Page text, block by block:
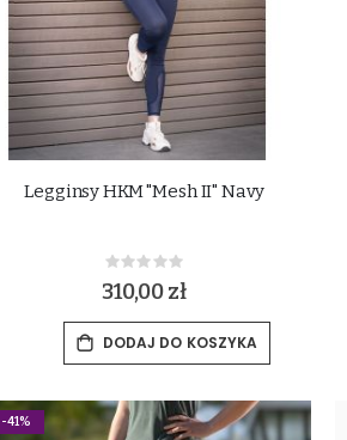
Legginsy HKM "Mesh II" Navy
Rating:
0%
310,00 zł
DODAJ DO KOSZYKA
-41%